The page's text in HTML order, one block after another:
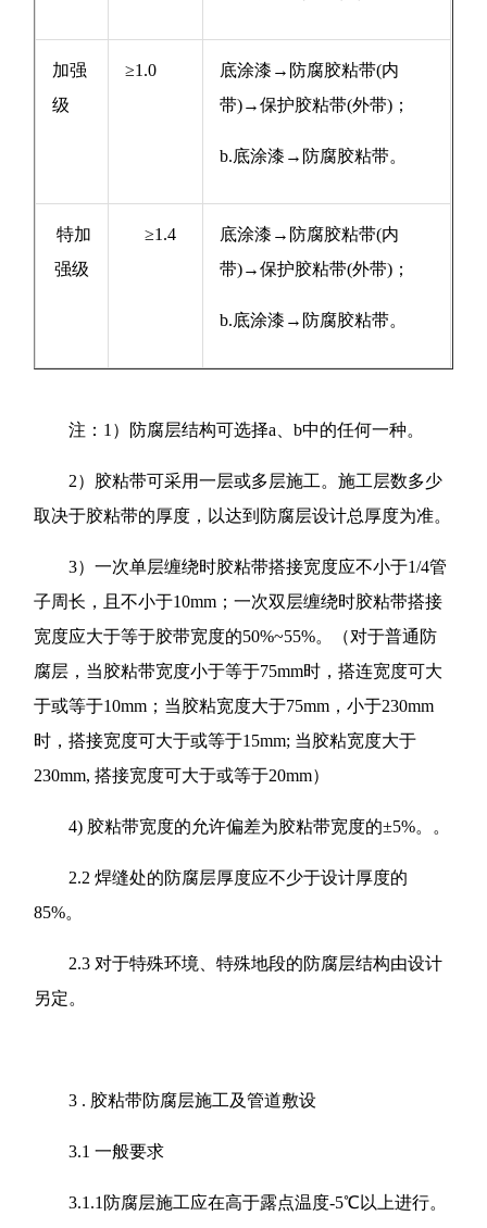
加强
级
≥1.0
底涂漆→防腐胶粘带(内
带)→保护胶粘带(外带)；
b.底涂漆→防腐胶粘带。
特加
强级
≥1.4
底涂漆→防腐胶粘带(内
带)→保护胶粘带(外带)；
b.底涂漆→防腐胶粘带。
注：1）防腐层结构可选择a、b中的任何一种。
2）胶粘带可采用一层或多层施工。施工层数多少
取决于胶粘带的厚度，以达到防腐层设计总厚度为准。
3）一次单层缠绕时胶粘带搭接宽度应不小于1/4管
子周长，且不小于10mm；一次双层缠绕时胶粘带搭接
宽度应大于等于胶带宽度的50%~55%。（对于普通防
腐层，当胶粘带宽度小于等于75mm时，搭连宽度可大
于或等于10mm；当胶粘宽度大于75mm，小于230mm
时，搭接宽度可大于或等于15mm; 当胶粘宽度大于
230mm, 搭接宽度可大于或等于20mm）
4) 胶粘带宽度的允许偏差为胶粘带宽度的±5%。。
2.2 焊缝处的防腐层厚度应不少于设计厚度的
85%。
2.3 对于特殊环境、特殊地段的防腐层结构由设计
另定。
3 . 胶粘带防腐层施工及管道敷设
3.1 一般要求
3.1.1防腐层施工应在高于露点温度-5℃以上进行。